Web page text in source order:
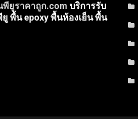
ยูราคาถูก.com บริการรับ
พื้น epoxy พื้นห้องเย็น พื้น